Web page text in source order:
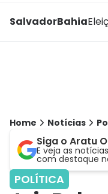
SalvadorBahia
Home Notícias
Siga o Aratu
E veja as
com destaque
POLÍTICA